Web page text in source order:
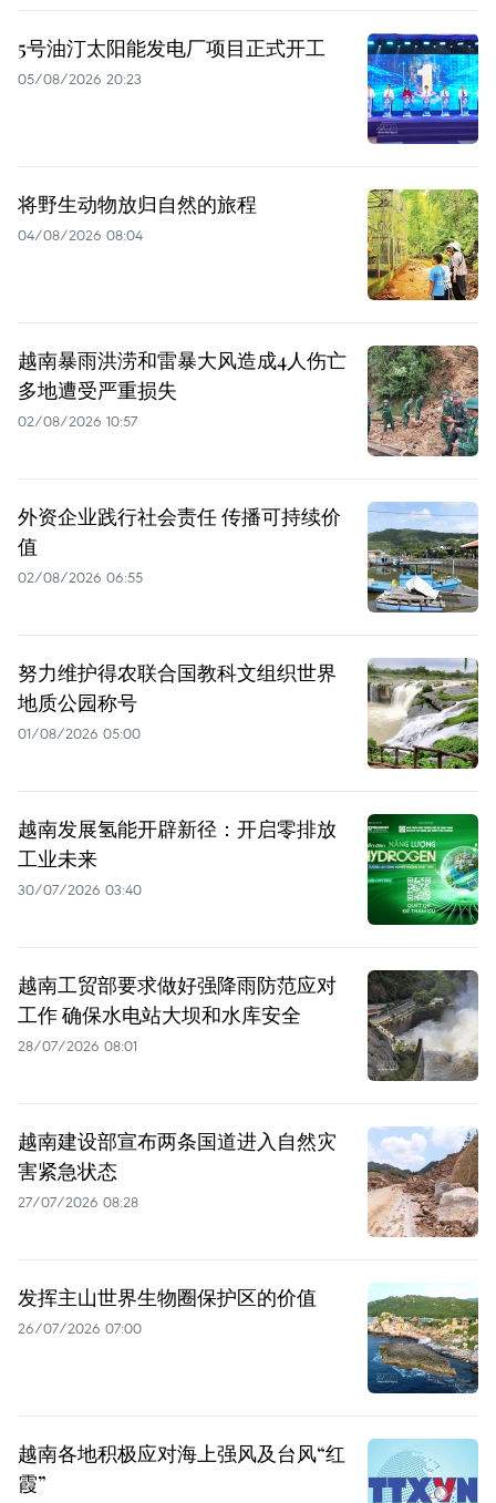
5号油汀太阳能发电厂项目正式开工
05/08/2026 20:23
将野生动物放归自然的旅程
04/08/2026 08:04
越南暴雨洪涝和雷暴大风造成4人伤亡
多地遭受严重损失
02/08/2026 10:57
外资企业践行社会责任 传播可持续价
值
02/08/2026 06:55
努力维护得农联合国教科文组织世界
地质公园称号
01/08/2026 05:00
越南发展氢能开辟新径：开启零排放
工业未来
30/07/2026 03:40
越南工贸部要求做好强降雨防范应对
工作 确保水电站大坝和水库安全
28/07/2026 08:01
越南建设部宣布两条国道进入自然灾
害紧急状态
27/07/2026 08:28
发挥主山世界生物圈保护区的价值
26/07/2026 07:00
越南各地积极应对海上强风及台风“红
霞”